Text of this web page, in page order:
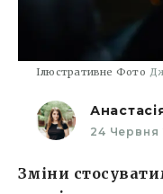
Ілюстративне Фото
24 Червня
Зміни